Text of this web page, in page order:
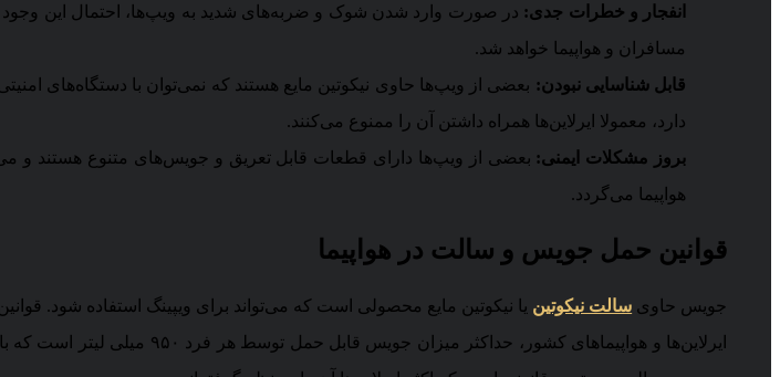
انفجار و خطرات جدی: در صورت وارد شدن شوک و ضربه‌های شدید به ویپ‌ها، احتمال این
مسافران و هواپیما خواهد شد.
قابل شناسایی نبودن: بعضی از ویپ‌ها حاوی نیکوتین مایع هستند که نمی‌توان با دستگاه‌های
دارد، معمولا ایرلاین‌ها همراه داشتن آن را ممنوع می‌کنند.
بروز مشکلات ایمنی: بعضی از ویپ‌ها دارای قطعات قابل تعریق و جویس‌های متنوع هستند و
هواپیما می‌گردد.
قوانین حمل جویس و سالت در هواپیما
جویس حاوی سالت نیکوتین یا نیکوتین مایع محصولی است که می‌تواند برای ویپینگ استفاده شود.